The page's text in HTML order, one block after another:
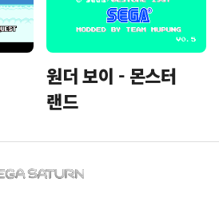
원더 보이 - 몬스터
랜드